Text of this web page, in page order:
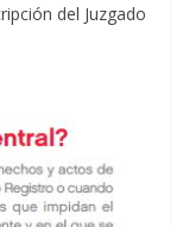
del Juzgado